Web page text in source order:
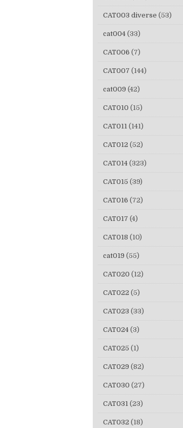
CAT003 diverse (53)
cat004 (33)
CAT006 (7)
CAT007 (144)
cat009 (42)
CAT010 (15)
CAT011 (141)
CAT012 (52)
CAT014 (323)
CAT015 (39)
CAT016 (72)
CAT017 (4)
CAT018 (10)
cat019 (55)
CAT020 (12)
CAT022 (5)
CAT023 (33)
CAT024 (3)
CAT025 (1)
CAT029 (82)
CAT030 (27)
CAT031 (23)
CAT032 (18)